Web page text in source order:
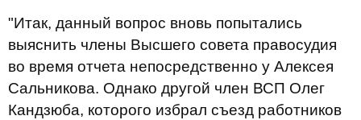
"Итак, данный вопрос вновь попытались
выяснить члены Высшего совета правосудия
во время отчета непосредственно у Алексея
Сальникова. Однако другой член ВСП Олег
Кандзюба, которого избрал съезд работников